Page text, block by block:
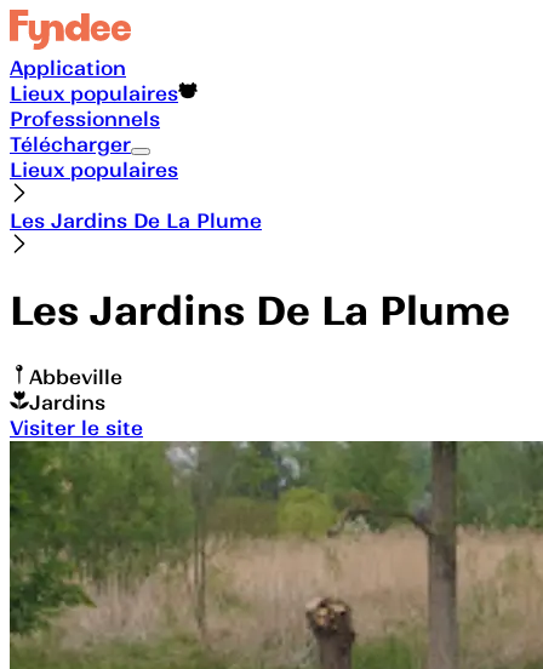
Application
Lieux populaires
Professionnels
Télécharger
Lieux populaires
Les Jardins De La Plume
Les Jardins De La Plume
Abbeville
Jardins
Visiter le site